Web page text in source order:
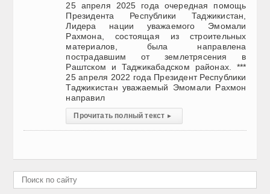
25 апреля 2025 года очередная помощь
Президента Республики Таджикистан,
Лидера нации уважаемого Эмомали
Рахмона, состоящая из строительных
материалов, была направлена
пострадавшим от землетрясения в
Раштском и Таджикабадском районах. ***
25 апреля 2022 года Президент Республики
Таджикистан уважаемый Эмомали Рахмон
направил
Прочитать полный текст ▸